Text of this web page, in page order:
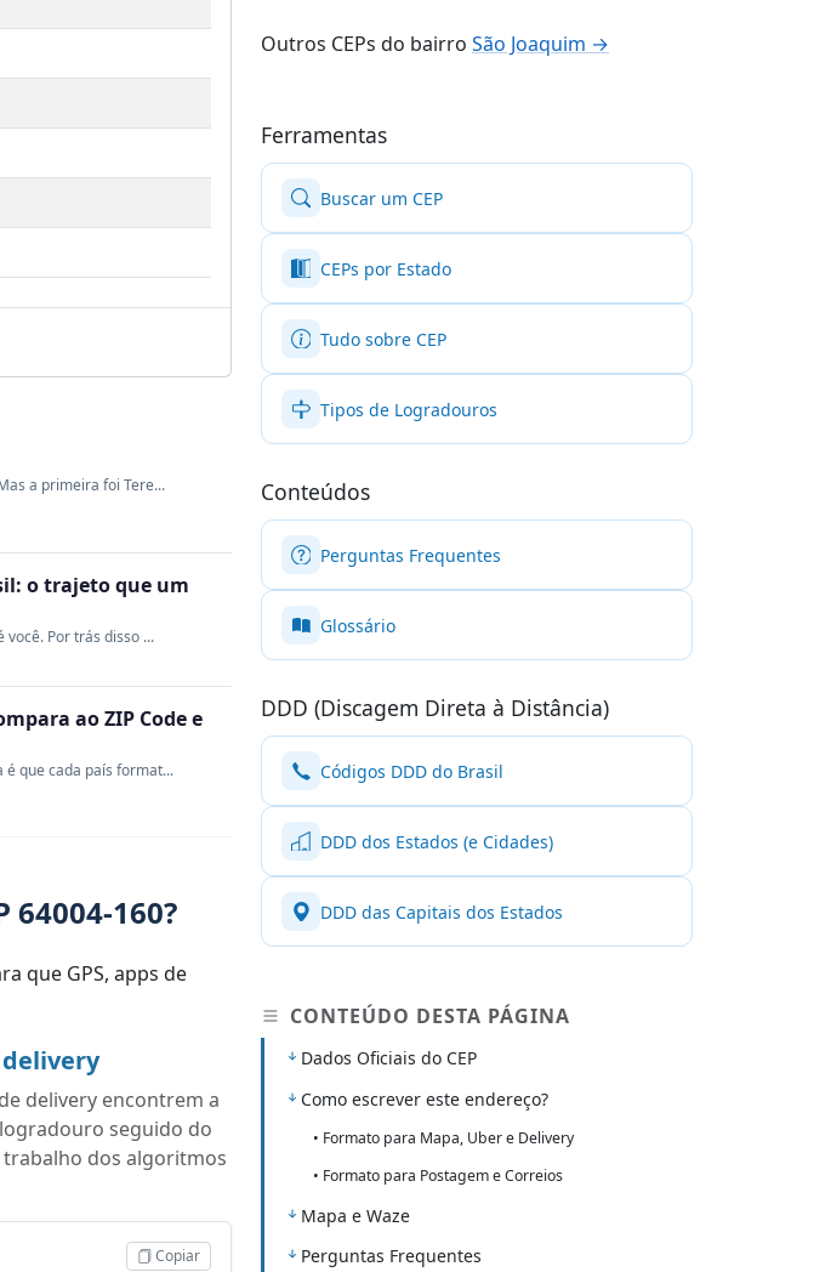
a primeira foi Tere...
o trajeto que um
Por trás disso ...
ao ZIP Code e
é que cada país format...
64004-160?
que GPS, apps de
delivery encontrem a
seguido do
dos algoritmos
Copiar
Outros CEPs do bairro São Joaquim →
Ferramentas
Buscar um CEP
CEPs por Estado
Tudo sobre CEP
Tipos de Logradouros
Conteúdos
Perguntas Frequentes
Glossário
DDD (Discagem Direta à Distância)
Códigos DDD do Brasil
DDD dos Estados (e Cidades)
DDD das Capitais dos Estados
CONTEÚDO DESTA PÁGINA
Dados Oficiais do CEP
Como escrever este endereço?
• Formato para Mapa, Uber e Delivery
• Formato para Postagem e Correios
Mapa e Waze
Perguntas Frequentes